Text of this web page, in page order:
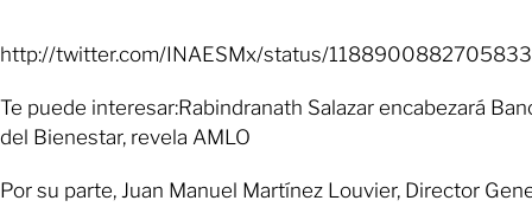
http://twitter.com/INAESMx/status/
Te puede interesar:Rabindranath Salazar encabezará
del Bienestar, revela AMLO
Por su parte, Juan Manuel Martínez Louvier, Director